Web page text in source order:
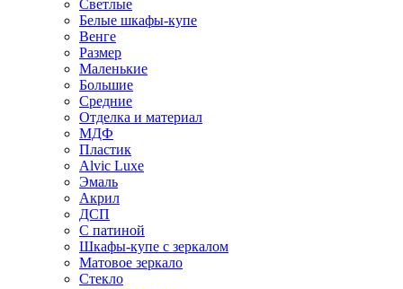
Светлые
Белые шкафы-купе
Венге
Размер
Маленькие
Большие
Средние
Отделка и материал
МДФ
Пластик
Alvic Luxe
Эмаль
Акрил
ДСП
С патиной
Шкафы-купе с зеркалом
Матовое зеркало
Стекло